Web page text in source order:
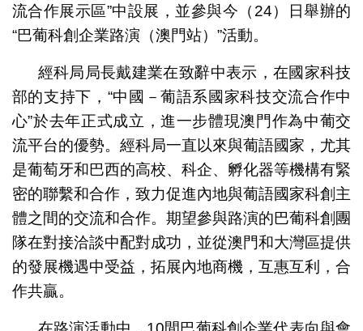
流合作展示區”中設展，並參與今（24）日舉辦的
“巴葡科創企業路演（澳門站）”活動。
經科局局長戴建業在致辭中表示，在國家科技
部的支持下，“中國－葡語系國家科技交流合作中
心”於去年正式成立，進一步體現澳門作為中葡交
流平台的優勢。經科局一直以來與葡語國家，尤其
是葡萄牙和巴西的高校、科企、孵化器等機構有緊
密的聯繫和合作，致力促進內地與葡語國家科創主
體之間的交流和合作。期望參與路演的巴葡科創團
隊在對接洽談中配對成功，並從澳門和大灣區提供
的發展機遇中受益，拓展內地商機，互惠互利，合
作共贏。